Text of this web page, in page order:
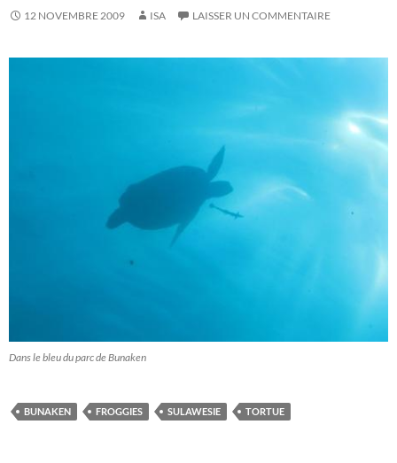
12 NOVEMBRE 2009 ISA LAISSER UN COMMENTAIRE
Dans le bleu du parc de Bunaken
BUNAKEN FROGGIES SULAWESIE TORTUE